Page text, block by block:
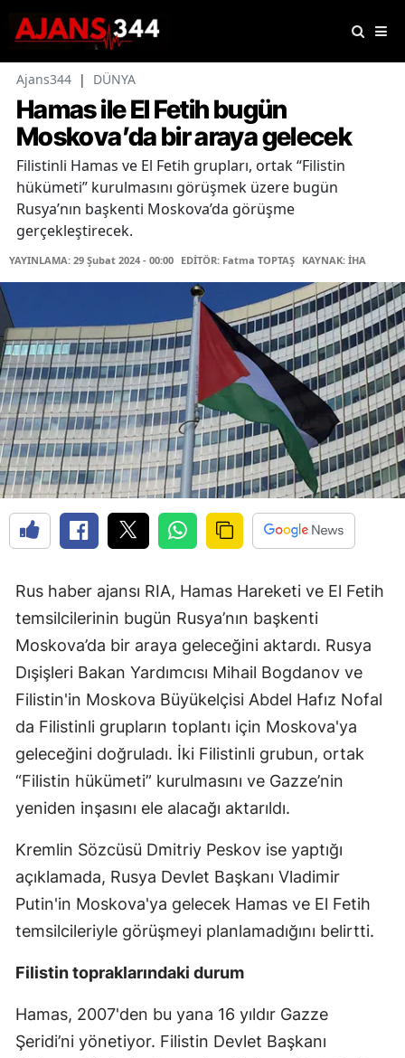
Ajans344 | DÜNYA
Hamas ile El Fetih bugün
Moskova’da bir araya gelecek
Filistinli Hamas ve El Fetih grupları, ortak “Filistin
hükümeti” kurulmasını görüşmek üzere bugün
Rusya’nın başkenti Moskova’da görüşme
gerçekleştirecek.
YAYINLAMA: 29 Şubat 2024 - 00:00 EDİTÖR: Fatma TOPTAŞ KAYNAK: İHA
Rus haber ajansı RIA, Hamas Hareketi ve El Fetih
temsilcilerinin bugün Rusya’nın başkenti
Moskova’da bir araya geleceğini aktardı. Rusya
Dışişleri Bakan Yardımcısı Mihail Bogdanov ve
Filistin'in Moskova Büyükelçisi Abdel Hafız Nofal
da Filistinli grupların toplantı için Moskova'ya
geleceğini doğruladı. İki Filistinli grubun, ortak
“Filistin hükümeti” kurulmasını ve Gazze’nin
yeniden inşasını ele alacağı aktarıldı.
Kremlin Sözcüsü Dmitriy Peskov ise yaptığı
açıklamada, Rusya Devlet Başkanı Vladimir
Putin'in Moskova'ya gelecek Hamas ve El Fetih
temsilcileriyle görüşmeyi planlamadığını belirtti.
Filistin topraklarındaki durum
Hamas, 2007'den bu yana 16 yıldır Gazze
Şeridi’ni yönetiyor. Filistin Devlet Başkanı